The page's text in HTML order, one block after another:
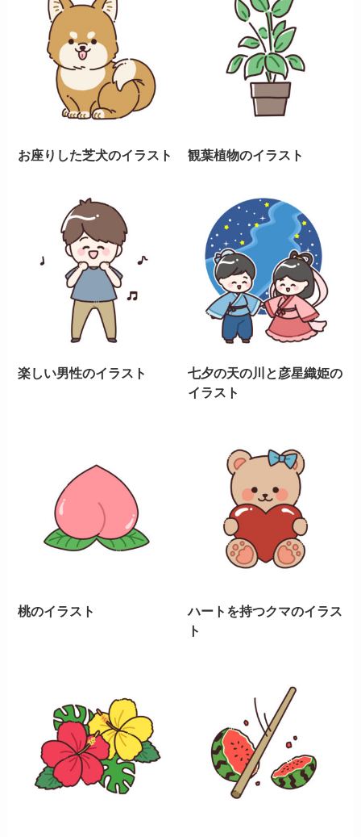
お座りした芝犬のイラスト 観葉植物のイラスト
楽しい男性のイラスト
七夕の天の川と彦星織姫の
イラスト
桃のイラスト
ハートを持つクマのイラス
ト